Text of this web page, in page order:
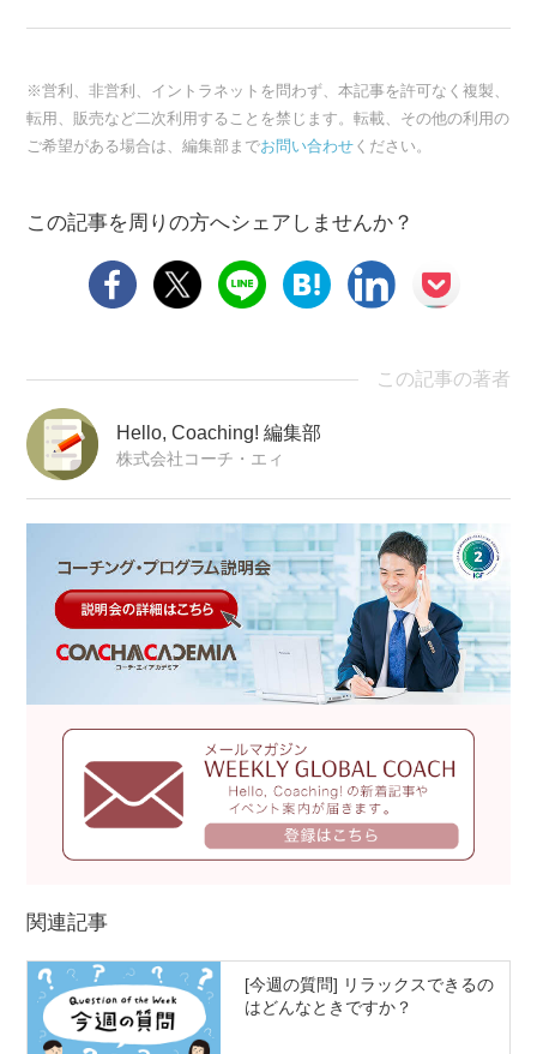
※営利、非営利、イントラネットを問わず、本記事を許可なく複製、
転用、販売など二次利用することを禁じます。転載、その他の利用の
ご希望がある場合は、編集部までお問い合わせ ください。
この記事を周りの方へシェアしませんか？
この記事の著者
Hello, Coaching! 編集部
株式会社コーチ・エィ
関連記事
[今週の質問] リラックスできるの
はどんなときですか？